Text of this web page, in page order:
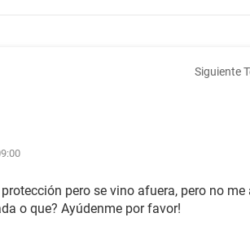
Siguiente
pero se vino afuera, pero no me
o que? Ayúdenme por favor!